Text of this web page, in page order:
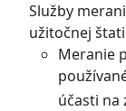
Služby
užitočnej
Meranie
účasti na